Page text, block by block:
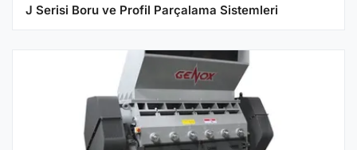
J Serisi Boru ve Profil Parçalama Sistemleri